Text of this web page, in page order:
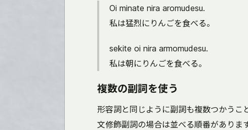
Oi minate nira aromudesu.
私は猛烈にりんごを食べる。
sekite oi nira armomudesu.
私は朝にりんごを食べる。
複数の副詞を使う
形容詞と同じように副詞も複数つかうこ
文修飾副詞の場合は並べる順番がありま